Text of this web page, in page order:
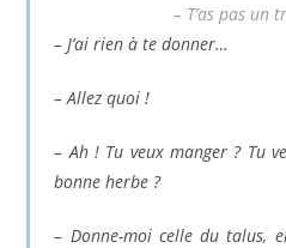
– T’as pas un
– J’ai rien à te donner…
– Allez quoi !
– Ah ! Tu veux manger ? Tu
bonne herbe ?
– Donne-moi celle du talus,